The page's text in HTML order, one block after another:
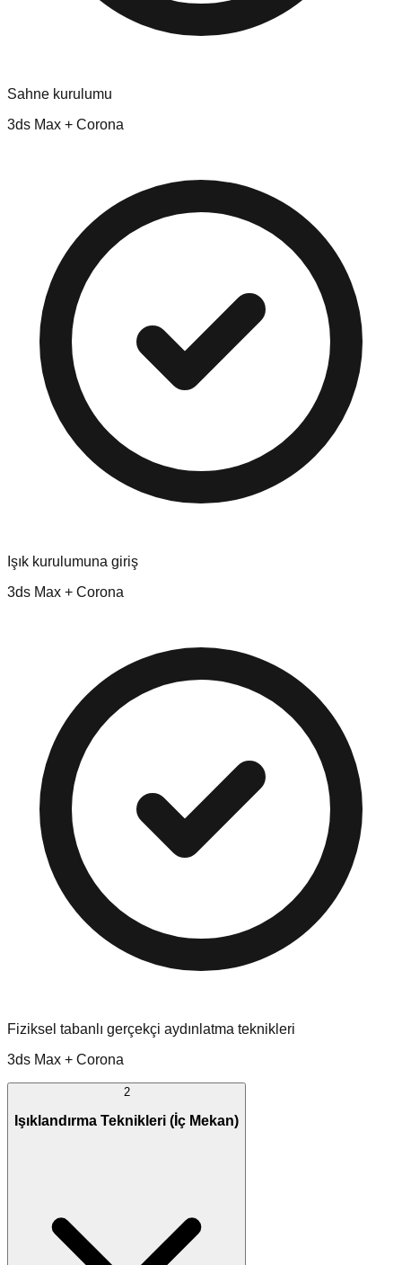
Sahne kurulumu
3ds Max + Corona
Işık kurulumuna giriş
3ds Max + Corona
Fiziksel tabanlı gerçekçi aydınlatma teknikleri
3ds Max + Corona
2
Işıklandırma Teknikleri (İç Mekan)